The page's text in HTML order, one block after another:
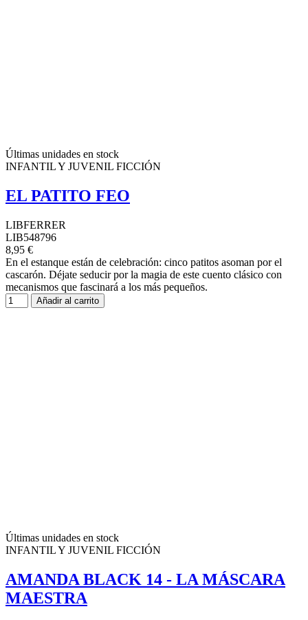
Últimas unidades en stock
INFANTIL Y JUVENIL FICCIÓN
EL PATITO FEO
LIBFERRER
LIB548796
8,95 €
En el estanque están de celebración: cinco patitos asoman por el
cascarón. Déjate seducir por la magia de este cuento clásico con
mecanismos que fascinará a los más pequeños.
Añadir al carrito
Últimas unidades en stock
INFANTIL Y JUVENIL FICCIÓN
AMANDA BLACK 14 - LA MÁSCARA
MAESTRA